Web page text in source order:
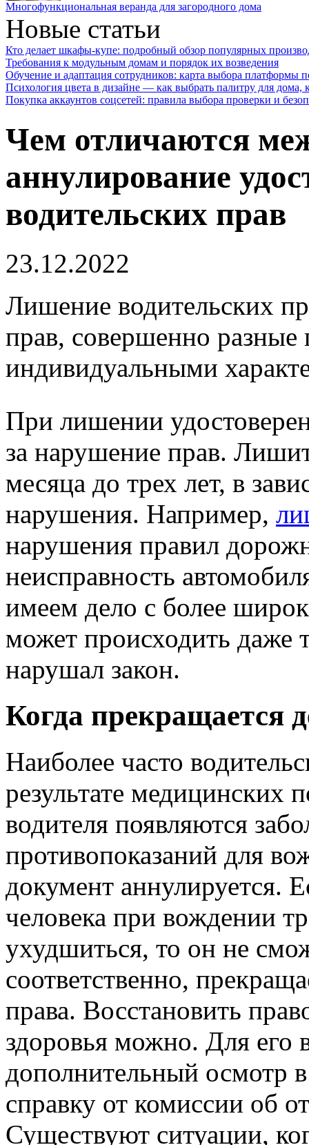
Многофункциональная веранда для загородного дома
Новые статьи
Кто делает шкафы-купе: подробный обзор популярных
Требования к модульным домам и порядок их возведения
Обучение и адаптация сотрудников: карта выбора платформы
Психология цвета в дизайне — как выбрать палитру для дома,
Покупка аккаунтов соцсетей: правила выбора проверки и
Чем отличаются
аннулирование
водительских прав
23.12.2022
Лишение водительских
прав, совершенно
индивидуальными
При лишении
за нарушение прав.
месяца до трех лет, в
нарушения. Например,
нарушения правил
неисправность
имеем дело с более
может происходить даже
нарушал закон.
Когда прекращается
Наиболее часто
результате медицинских
водителя появляются
противопоказаний для
документ аннулируется.
человека при вождении
ухудшиться, то он не
соответственно,
права. Восстановить
здоровья можно. Для его
дополнительный осмотр
справку от комиссии об
Существуют ситуации,